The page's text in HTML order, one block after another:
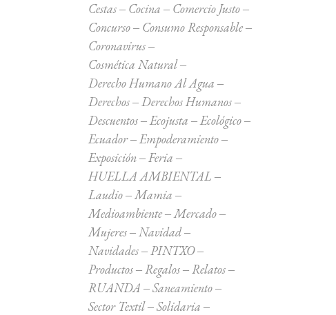
Cestas
Cocina
Comercio Justo
Concurso
Consumo Responsable
Coronavirus
Cosmética Natural
Derecho Humano Al Agua
Derechos
Derechos Humanos
Descuentos
Ecojusta
Ecológico
Ecuador
Empoderamiento
Exposición
Feria
HUELLA AMBIENTAL
Laudio
Mamia
Medioambiente
Mercado
Mujeres
Navidad
Navidades
PINTXO
Productos
Regalos
Relatos
RUANDA
Saneamiento
Sector Textil
Solidaria